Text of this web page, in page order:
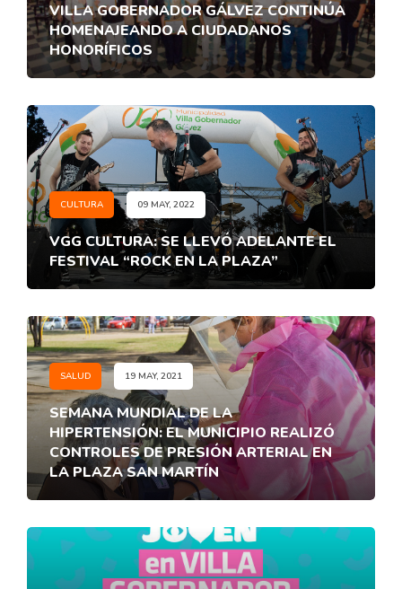
VILLA GOBERNADOR GÁLVEZ CONTINÚA
HOMENAJEANDO A CIUDADANOS
HONORÍFICOS
CULTURA 09 MAY, 2022
VGG CULTURA: SE LLEVÓ ADELANTE EL
FESTIVAL “ROCK EN LA PLAZA”
SALUD 19 MAY, 2021
SEMANA MUNDIAL DE LA
HIPERTENSIÓN: EL MUNICIPIO REALIZÓ
CONTROLES DE PRESIÓN ARTERIAL EN
LA PLAZA SAN MARTÍN